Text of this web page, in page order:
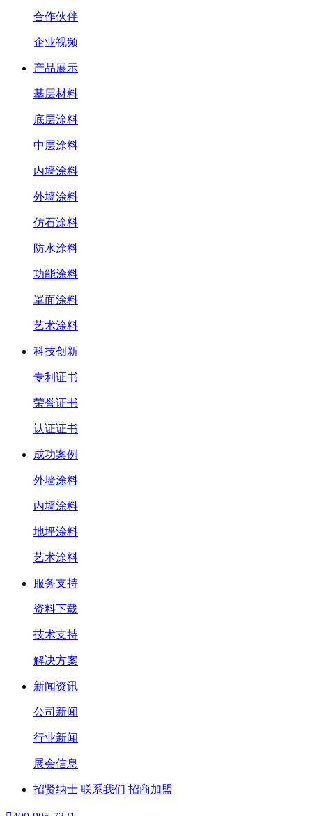
合作伙伴
企业视频
产品展示
基层材料
底层涂料
中层涂料
内墙涂料
外墙涂料
仿石涂料
防水涂料
功能涂料
罩面涂料
艺术涂料
科技创新
专利证书
荣誉证书
认证证书
成功案例
外墙涂料
内墙涂料
地坪涂料
艺术涂料
服务支持
资料下载
技术支持
解决方案
新闻资讯
公司新闻
行业新闻
展会信息
招贤纳士 联系我们 招商加盟